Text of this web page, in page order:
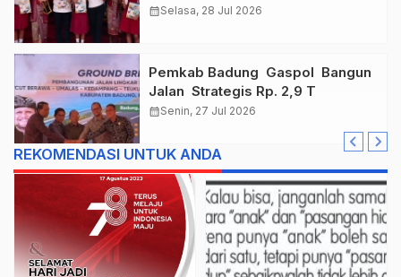
Tahun 2026
calendar_monthSelasa, 28 Jul 2026
Pemkab Badung Gaspol Bangun
Jalan Strategis Rp. 2,9 T
calendar_monthSenin, 27 Jul 2026
REKOMENDASI UNTUK ANDA